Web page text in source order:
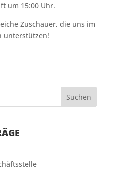
um 15:00 Uhr.
Zuschauer, die uns im
unterstützen!
Suchen